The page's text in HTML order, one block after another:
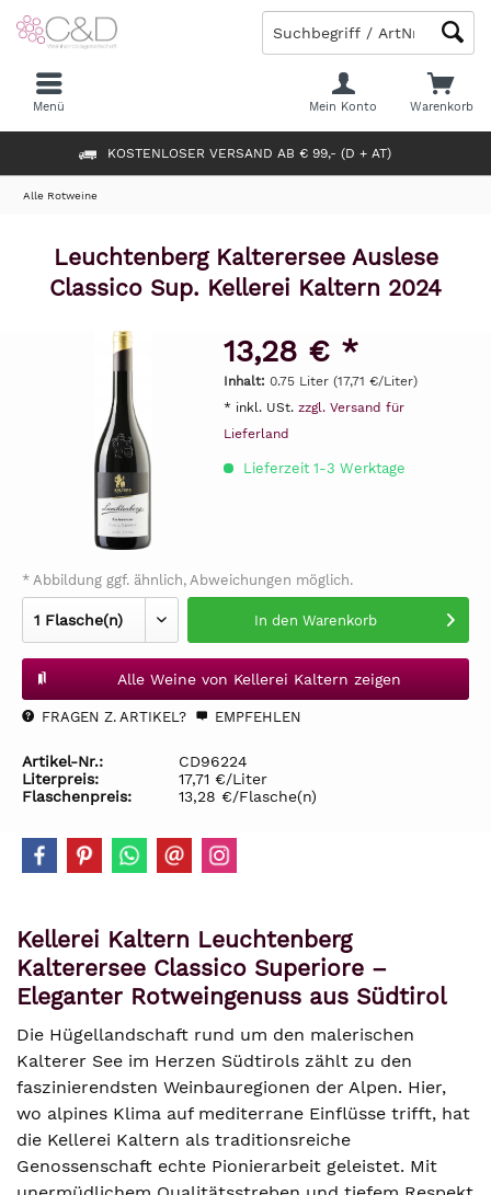
KOSTENLOSER VERSAND AB € 99,- (D + AT)
Warenkorb
Mein Konto
Menü
Alle Rotweine
Leuchtenberg Kalterersee Auslese
Classico Sup. Kellerei Kaltern 2024
13,28 € *
Inhalt: 0.75 Liter (17,71 €/Liter)
* inkl. USt. zzgl. Versand für
Lieferland
Lieferzeit 1-3 Werktage
* Abbildung ggf. ähnlich, Abweichungen möglich.
In den Warenkorb
Alle Weine von Kellerei Kaltern zeigen
FRAGEN Z. ARTIKEL? EMPFEHLEN
Artikel-Nr.:
CD96224
Literpreis:
17,71 €/Liter
Flaschenpreis:
13,28 €/Flasche(n)
Kellerei Kaltern Leuchtenberg
Kalterersee Classico Superiore –
Eleganter Rotweingenuss aus Südtirol
Die Hügellandschaft rund um den malerischen
Kalterer See im Herzen Südtirols zählt zu den
faszinierendsten Weinbauregionen der Alpen. Hier,
wo alpines Klima auf mediterrane Einflüsse trifft, hat
die Kellerei Kaltern als traditionsreiche
Genossenschaft echte Pionierarbeit geleistet. Mit